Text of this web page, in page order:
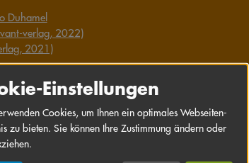
Duhamel
verlag, 2022)
2021)
Einstellungen
Cookies, um Ihnen ein optimales Webseiten-
zu bieten. Sie können Ihre Zustimmung ändern oder